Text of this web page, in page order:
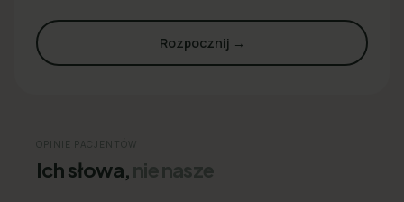
Rozpocznij →
OPINIE PACJENTÓW
Ich słowa,nie nasze